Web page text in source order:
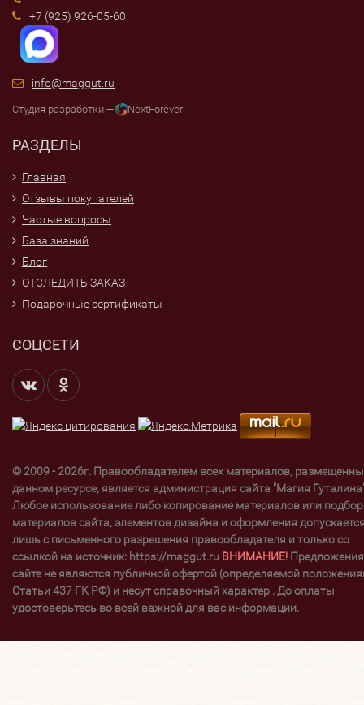
+7 (925) 926-05-60
info@maggut.ru
Студия разработки — NextForever
РАЗДЕЛЫ
Главная
Отзывы покупателей
Частые вопросы
База знаний
Блог
ОТСЛЕДИТЬ ЗАКАЗ
Подарочные сертификаты
СОЦСЕТИ
© 2009 - 2026г. Правообладателем всех материалов,
данном ресурсе, является администрация сайта "Магия
Любое использование либо копирование материалов или
материалов сайта, элементов дизайна и оформления
лишь с письменного разрешения правообладателя и только со
ссылкой на источник: https://maggut.ru ВНИМАНИЕ!
сайте не являются публичной офертой (определяемой
Статьи 437 ГК РФ) и несут справочный характер . До оплаты
удостоверьтесь во всей важной для вас информации.